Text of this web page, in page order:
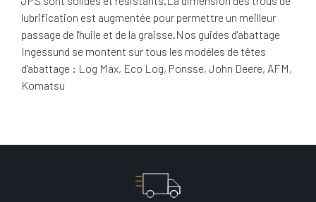
lubrification est augmentée pour permettre un meilleur
passage de l'huile et de la graisse.Nos guides d'abattage
Ingessund se montent sur tous les modéles de têtes
d'abattage : Log Max, Eco Log, Ponsse, John Deere, AFM,
Komatsu